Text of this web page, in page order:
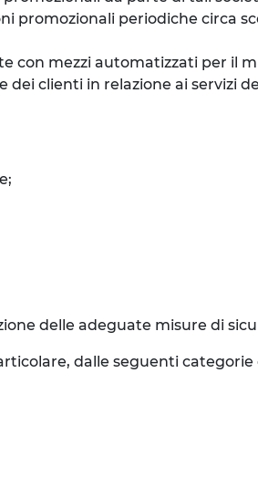
promozionali periodiche circa
con mezzi automatizzati per il
clienti in relazione ai servizi
delle adeguate misure di
dalle seguenti